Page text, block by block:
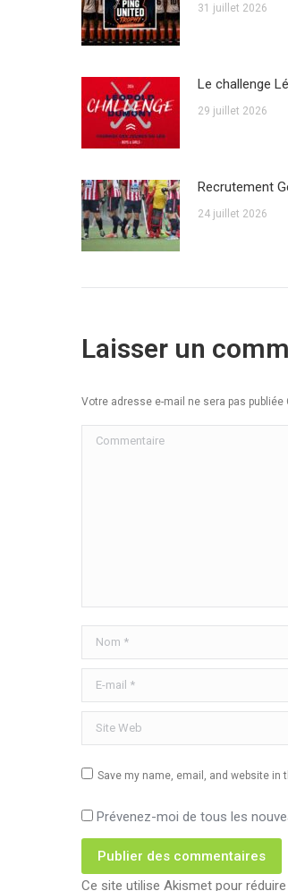
31 juillet 2026
Le challenge
29 juillet 2026
Recrutement
24 juillet 2026
Laisser un
Votre adresse e-mail ne sera pas
Commentaire
Nom *
E-mail *
Site Web
Save my name, email, and website
Prévenez-moi de tous les
Publier des commentaires
Ce site utilise Akismet pour